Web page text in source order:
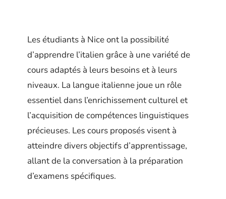
Les étudiants à Nice ont la possibilité
d’apprendre l’italien grâce à une variété de
cours adaptés à leurs besoins et à leurs
niveaux. La langue italienne joue un rôle
essentiel dans l’enrichissement culturel et
l’acquisition de compétences linguistiques
précieuses. Les cours proposés visent à
atteindre divers objectifs d’apprentissage,
allant de la conversation à la préparation
d’examens spécifiques.